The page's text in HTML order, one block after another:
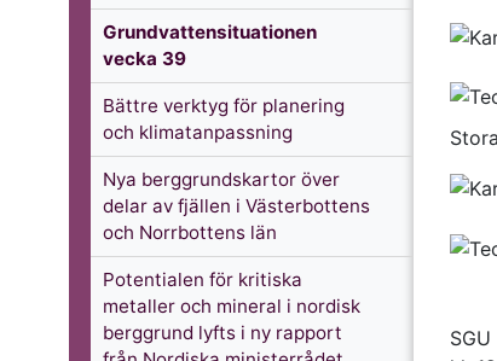
Grundvattensituationen
vecka 39
Bättre verktyg för planering
och klimatanpassning
Nya berggrundskartor över
delar av fjällen i Västerbottens
och Norrbottens län
Potentialen för kritiska
metaller och mineral i nordisk
berggrund lyfts i ny rapport